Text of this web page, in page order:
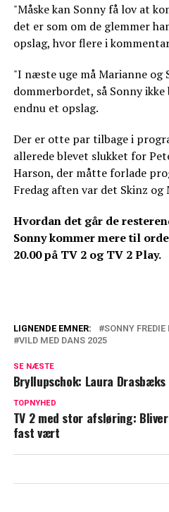
"Måske kan Sonny få lov at
det er som om de glemmer
opslag, hvor flere i
"I næste uge må Marianne og
dommerbordet, så Sonny
endnu et opslag.
Der er otte par tilbage i
allerede blevet slukket for
Harson, der måtte forlade
Fredag aften var det Skinz
Hvordan det går de
Sonny kommer mere til
20.00 på TV 2 og TV 2 Play.
Camilla Dalsgaard
TV 2 deler dejligt
LIGNENDE EMNER: SONNY FREDIE
VILD MED DANS 2025
SE NÆSTE
Bryllupschok: Laura
TOPNYHED
TV 2 med stor afsløring:
fast vært